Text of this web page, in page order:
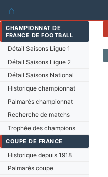
⌂
CHAMPIONNAT DE
FRANCE DE FOOTBALL
Détail Saisons Ligue 1
Détail Saisons Ligue 2
Détail Saisons National
Historique championnat
Palmarès championnat
Recherche de matchs
Trophée des champions
COUPE DE FRANCE
Historique depuis 1918
Palmarès coupe